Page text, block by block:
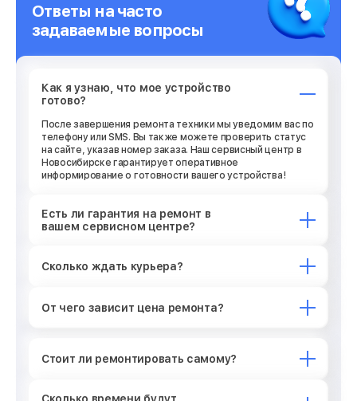
Ответы на часто
задаваемые вопросы
Как я узнаю, что мое устройство
готово?
После завершения ремонта техники мы уведомим вас по
телефону или SMS. Вы также можете проверить статус
на сайте, указав номер заказа. Наш сервисный центр в
Новосибирске гарантирует оперативное
информирование о готовности вашего устройства!
Есть ли гарантия на ремонт в
вашем сервисном центре?
Сколько ждать курьера?
От чего зависит цена ремонта?
Стоит ли ремонтировать самому?